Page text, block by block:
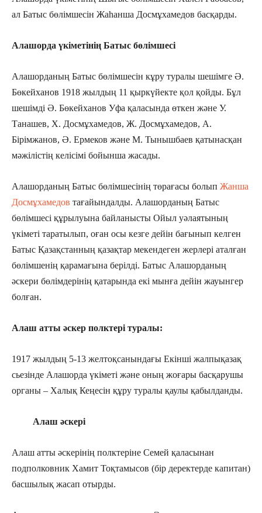
ал Батыс бөлімшесін Жаһанша Досмұхамедов басқарды.
Алашорда үкіметінің Батыс бөлімшесі
Алашорданың Батыс бөлімшесін кұру туралы шешімге Ә.
Бөкейханов 1918 жылдың 11 қыркүйекте қол қойды. Бұл
шешімді Ә. Бөкейханов Уфа қаласында өткен және У.
Танашев, X. Досмұхамедов, Ж. Досмұхамедов, А.
Бірімжанов, Ә. Ермеков және М. Тынышбаев қатынасқан
мәжілістің келісімі бойынша жасады.
Алашорданың Батыс бөлімшесінің төрағасы болып Жанша
Досмұхамедов тағайындалды. Алашорданың Батыс
бөлімшесі құрылуына байланысты Ойыл уәлаятының
үкіметі таратылып, оған осы кезге дейін бағынып келген
Батыс Қазақстанның қазақтар мекендеген жерлері аталған
бөлімшенің қарамағына берілді. Батыс Алашорданың
әскери бөлімдерінің қатарында екі мынға дейін жауынгер
болған.
Алаш атты әскер полктері туралы:
1917 жылдың 5-13 желтоқсанындағы Екінші жалпықазақ
сьезінде Алашорда үкіметі және оның жоғары басқарушы
органы – Халық Кеңесін құру туралы қаулы қабылданды.
Алаш әскері
Алаш атты әскерінің полктеріне Семей қаласынан
подполковник Хамит Тоқтамысов (бір деректерде капитан)
басшылық жасап отырды.